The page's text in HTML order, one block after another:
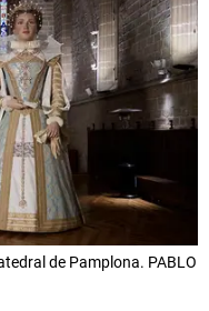
de Pamplona. PABLO